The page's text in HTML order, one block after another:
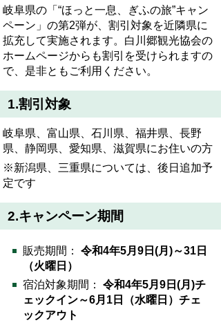
岐阜県の「“ほっと一息、ぎふの旅”キャン
ペーン」の第2弾が、割引対象を近隣県に
拡充して実施されます。白川郷観光協会の
ホームページからも割引を受けられますの
で、是非ともご利用ください。
1.割引対象
岐阜県、富山県、石川県、福井県、長野
県、静岡県、愛知県、滋賀県にお住いの方
※新潟県、三重県については、後日追加予
定です
2.キャンペーン期間
販売期間： 令和4年5月 9 日 (月 )～31 日
（火曜日）
宿泊対象期間： 令和4年5月 9 日 (月 )チ
ェックイン～6月 1 日（水曜日）チェ
ックアウト